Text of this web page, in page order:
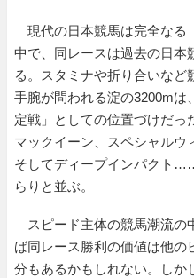
現代の日本競馬は完全なる
中で、同レースは過去の日本
る。スタミナや折り合いな
手腕が問われる淀の3200mは
定戦」としての位置づけだっ
マックイーン、スペシャルウ
そしてディープインパクト
らりと並ぶ。
スピード主体の競馬潮流の
ば同レース勝利の価値は他の
分もあるかもしれない。しか